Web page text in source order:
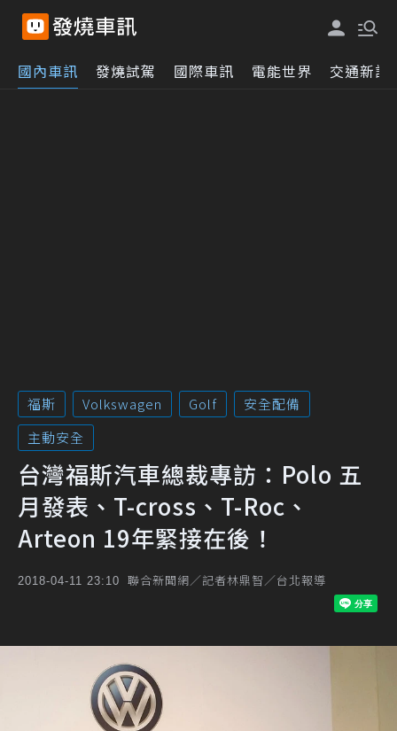
國內車訊 發燒試駕 國際車訊 電能世界 交通新訊
福斯 Volkswagen Golf
安全配備
主動安全
台灣福斯汽車總裁專訪：Polo 五
月發表、T-cross、T-Roc、
Arteon 19年緊接在後！
2018-04-11 23:10 聯合新聞網／記者林鼎智／台北報導